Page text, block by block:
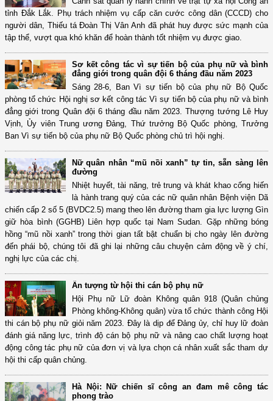
tỉnh Đắk Lắk. Phụ trách nhiệm vụ cấp căn cước công dân (CCCD) cho
người dân, Thiếu tá Đoàn Thị Vân Anh đã phát huy được sức mạnh của
tập thể, vượt qua khó khăn để hoàn thành tốt nhiệm vụ được giao.
Sơ kết công tác vì sự tiến bộ của phụ nữ và bình
đẳng giới trong quân đội 6 tháng đầu năm 2023
Sáng 28-6, Ban Vì sự tiến bộ của phụ nữ Bộ Quốc
phòng tổ chức Hội nghị sơ kết công tác Vì sự tiến bộ của phụ nữ và bình
đẳng giới trong Quân đội 6 tháng đầu năm 2023. Thượng tướng Lê Huy
Vịnh, Ủy viên Trung ương Đảng, Thứ trưởng Bộ Quốc phòng, Trưởng
Ban Vì sự tiến bộ của phụ nữ Bộ Quốc phòng chủ trì hội nghị.
Nữ quân nhân “mũ nồi xanh” tự tin, sẵn sàng lên
đường
Nhiệt huyết, tài năng, trẻ trung và khát khao cống hiến
là hành trang quý của các nữ quân nhân Bệnh viện Dã
chiến cấp 2 số 5 (BVDC2.5) mang theo lên đường tham gia lực lượng Gìn
giữ hòa bình (GGHB) Liên hợp quốc tại Nam Sudan. Gặp những bóng
hồng “mũ nồi xanh” trong thời gian tất bật chuẩn bị cho ngày lên đường
đến phái bộ, chúng tôi đã ghi lại những câu chuyện cảm động về ý chí,
nghị lực của các chị.
Ấn tượng từ hội thi cán bộ phụ nữ
Hội Phụ nữ Lữ đoàn Không quân 918 (Quân chủng
Phòng không-Không quân) vừa tổ chức thành công Hội
thi cán bộ phụ nữ giỏi năm 2023. Đây là dịp để Đảng ủy, chỉ huy lữ đoàn
đánh giá năng lực, trình độ cán bộ phụ nữ và nâng cao chất lượng hoạt
động công tác phụ nữ của đơn vị và lựa chọn cá nhân xuất sắc tham dự
hội thi cấp quân chủng.
Hà Nội: Nữ chiến sĩ công an đam mê công tác
phong trào